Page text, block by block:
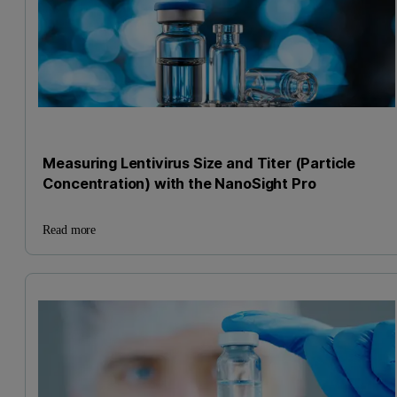
Measuring Lentivirus Size and Titer (Particle
Concentration) with the NanoSight Pro
Read more